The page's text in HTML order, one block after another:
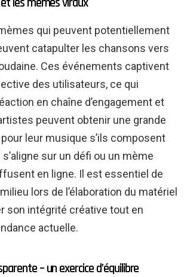
qui peuvent potentiellement
catapulter les chansons vers
Ces événements captivent
des utilisateurs, ce qui
en chaîne d’engagement et
peuvent obtenir une grande
leur musique s’ils composent
sur un défi ou un mème
en ligne. Il est essentiel de
lors de l’élaboration du matériel
son intégrité créative tout en
actuelle.
– un exercice d’équilibre